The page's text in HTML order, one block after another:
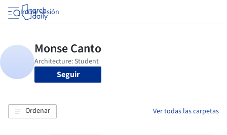
Iniciar sesión
Seguir
Ordenar Ver todas las carpetas